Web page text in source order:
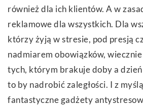
również dla ich klientów. A w
reklamowe dla wszystkich. Dla
którzy żyją w stresie, pod presją
nadmiarem obowiązków,
tych, którym brakuje doby a
to by nadrobić zaległości. I z
fantastyczne gadżety